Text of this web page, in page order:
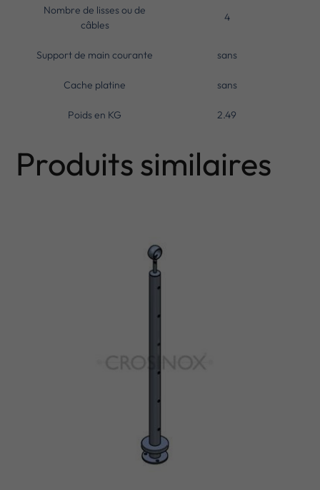
Nombre de lisses ou de
câbles
4
Support de main courante sans
Cache platine sans
Poids en KG 2.49
Produits similaires